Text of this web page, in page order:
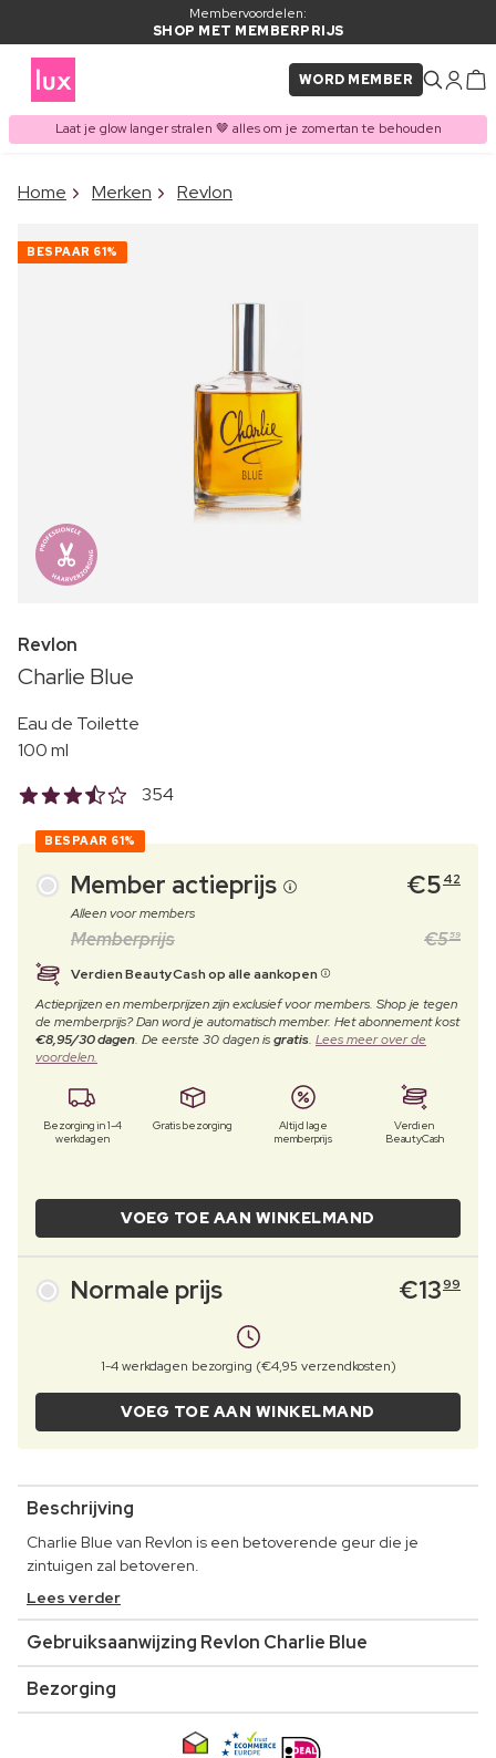
Membervoordelen:
SHOP MET MEMBERPRIJS
WORD MEMBER
Laat je glow langer stralen 🤎 alles om je zomertan te behouden
ITEM TOEGEVOEGD AAN
Home Merken Revlon
BESPAAR 61%
Revlon
Charlie Blue
Eau de Toilette
100 ml
354
BESPAAR 61%
Member actieprijs €5 42
Alleen voor members
Memberprijs €559
Verdien BeautyCash op alle aankopen
Actieprijzen en memberprijzen zijn exclusief voor members. Shop je tegen
de memberprijs? Dan word je automatisch member. Het abonnement kost
€8,95/30 dagen. De eerste 30 dagen isgratis. Lees meer over de
voordelen.
Bezorging in 1-4
werkdagen
Gratis bezorging
Altijd lage
memberprijs
Verdien
BeautyCash
VOEG TOE AAN WINKELMAND
Normale prijs €1399
1-4 werkdagen bezorging (€4,95 verzendkosten)
VOEG TOE AAN WINKELMAND
Beschrijving
Charlie Blue van Revlon is een betoverende geur die je
zintuigen zal betoveren.
Lees verder
Gebruiksaanwijzing Revlon Charlie Blue
Bezorging